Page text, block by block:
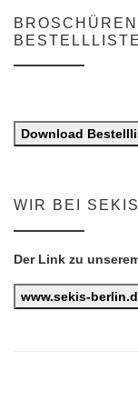
Download
WIR BEI SEKIS
Der Link zu
www.sekis-